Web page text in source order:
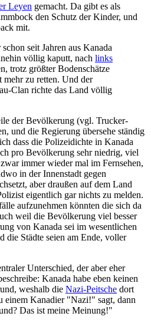
Leyen gemacht. Da gibt es als
den Schutz der Kinder, und
mit.
seit Jahren aus Kanada
völlig kaputt, nach links
trotz größter Bodenschätze
zu retten. Und der
Clan richte das Land völlig
der Bevölkerung (vgl. Trucker-
und die Regierung übersehe ständig
dass die Polizeidichte in Kanada
pro Bevölkerung sehr niedrig, viel
immer wieder mal im Fernsehen,
in der Innenstadt gegen
aber draußen auf dem Land
eigentlich gar nichts zu melden.
aufzunehmen könnten die sich da
weil die Bevölkerung viel besser
von Kanada sei im wesentlichen
die Städte seien am Ende, voller
Unterschied, der aber eher
Kanada habe eben keinen
weshalb die Nazi-Peitsche dort
einem Kanadier "Nazi!" sagt, dann
Das ist meine Meinung!"